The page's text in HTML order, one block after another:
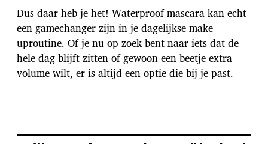
Dus daar heb je het! Waterproof mascara kan echt
een gamechanger zijn in je dagelijkse make-
uproutine. Of je nu op zoek bent naar iets dat de
hele dag blijft zitten of gewoon een beetje extra
volume wilt, er is altijd een optie die bij je past.